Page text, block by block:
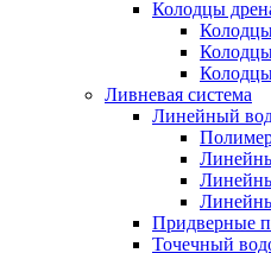
Колодцы
Ливневая система
Линейный
Придверные
Точечный